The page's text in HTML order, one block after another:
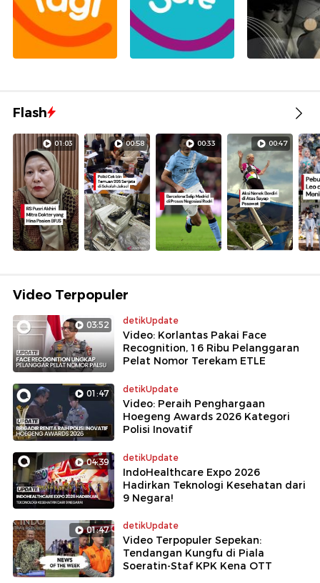
Flash
01:03 00:58 00:33 00:47
Video Terpopuler
03:52 detikUpdate
Video: Korlantas Pakai Face
Recognition, 16 Ribu Pelanggaran
Pelat Nomor Terekam ETLE
01:47 detikUpdate
Video: Peraih Penghargaan
Hoegeng Awards 2026 Kategori
Polisi Inovatif
04:39 detikUpdate
IndoHealthcare Expo 2026
Hadirkan Teknologi Kesehatan dari
9 Negara!
01:47 detikUpdate
Video Terpopuler Sepekan:
Tendangan Kungfu di Piala
Soeratin-Staf KPK Kena OTT